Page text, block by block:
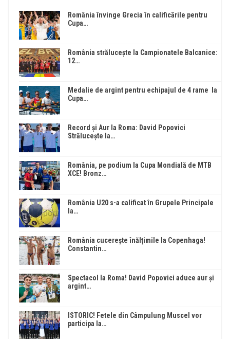
România învinge Grecia în calificările pentru
Cupa…
România strălucește la Campionatele Balcanice:
12…
Medalie de argint pentru echipajul de 4 rame la
Cupa…
Record și Aur la Roma: David Popovici
Strălucește la…
România, pe podium la Cupa Mondială de MTB
XCE! Bronz…
România U20 s-a calificat în Grupele Principale
la…
România cucerește înălțimile la Copenhaga!
Constantin…
Spectacol la Roma! David Popovici aduce aur și
argint…
ISTORIC! Fetele din Câmpulung Muscel vor
participa la…